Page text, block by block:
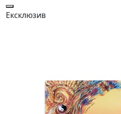
Ексклюзив